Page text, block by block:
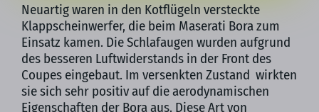
Neuartig waren in den Kotflügeln versteckte
Klappscheinwerfer, die beim Maserati Bora zum
Einsatz kamen. Die Schlafaugen wurden aufgrund
des besseren Luftwiderstands in der Front des
Coupes eingebaut. Im versenkten Zustand wirkten
sie sich sehr positiv auf die aerodynamischen
Eigenschaften der Bora aus. Diese Art von